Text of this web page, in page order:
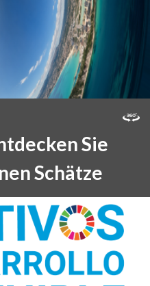
Sie
Schätze